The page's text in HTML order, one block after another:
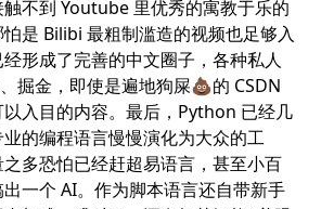
不到 Youtube 里优秀的寓教于乐的
是 Bilibi 最粗制滥造的视频也足够入
形成了完善的中文圈子，各种私人
掘金，即使是遍地狗屎💩的 CSDN
入目的内容。最后，Python 已经几
的编程语言慢慢演化为大众的工
多恐怕已经赶超易语言，甚至小百
一个 AI。作为脚本语言还自带新手